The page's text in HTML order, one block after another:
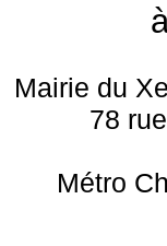
Mairie du
78
Métro